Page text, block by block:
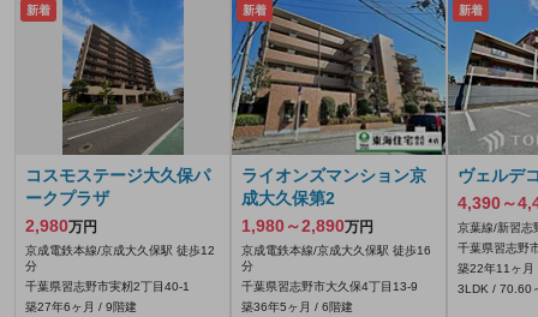
新着
コスモステージ大久保パ
ークプラザ
2,980万円
京成電鉄本線/京成大久保駅 徒歩12
分
千葉県習志野市実籾2丁目40-1
築27年6ヶ月 / 9階建
新着
ライオンズマンション京
成大久保第2
1,980～2,890万円
京成電鉄本線/京成大久保駅 徒歩16
分
千葉県習志野市大久保4丁目13-9
築36年5ヶ月 / 6階建
新着
ヴェルデ
4,390～
京葉線/新習志
千葉県習志野
築22年11ヶ月
3LDK / 70.60